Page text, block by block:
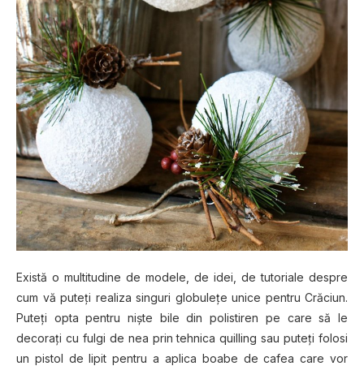
Există o multitudine de modele, de idei, de tutoriale despre
cum vă puteţi realiza singuri globuleţe unice pentru Crăciun.
Puteţi opta pentru nişte bile din polistiren pe care să le
decoraţi cu fulgi de nea prin tehnica quilling sau puteţi folosi
un pistol de lipit pentru a aplica boabe de cafea care vor